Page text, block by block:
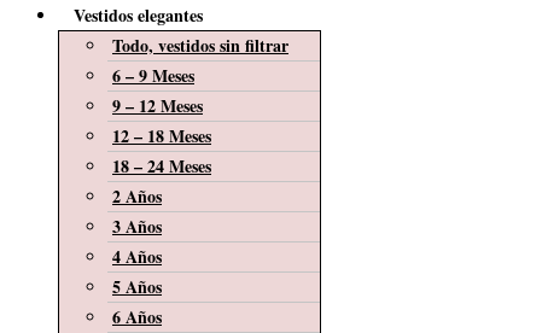
Vestidos elegantes
Todo, vestidos sin filtrar
6 – 9 Meses
9 – 12 Meses
12 – 18 Meses
18 – 24 Meses
2 Años
3 Años
4 Años
5 Años
6 Años